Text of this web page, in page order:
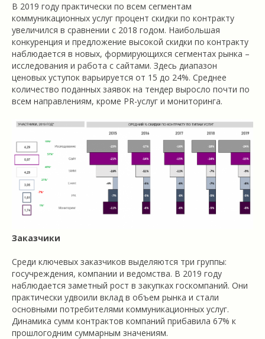
В 2019 году практически по всем сегментам
коммуникационных услуг процент скидки по контракту
увеличился в сравнении с 2018 годом. Наибольшая
конкуренция и предложение высокой скидки по контракту
наблюдается в новых, формирующихся сегментах рынка –
исследования и работа с сайтами. Здесь диапазон
ценовых уступок варьируется от 15 до 24%. Среднее
количество поданных заявок на тендер выросло почти по
всем направлениям, кроме PR-услуг и мониторинга.
Заказчики
Среди ключевых заказчиков выделяются три группы:
госучреждения, компании и ведомства. В 2019 году
наблюдается заметный рост в закупках госкомпаний. Они
практически удвоили вклад в объем рынка и стали
основными потребителями коммуникационных услуг.
Динамика сумм контрактов компаний прибавила 67% к
прошлогодним суммарным значениям.